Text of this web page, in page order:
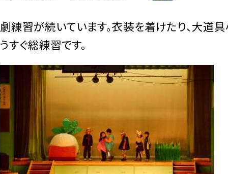
劇練習が続いています。衣装を着けたり、大道
うすぐ総練習です。